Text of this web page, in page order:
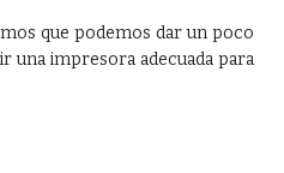
que podemos dar un poco
una impresora adecuada para